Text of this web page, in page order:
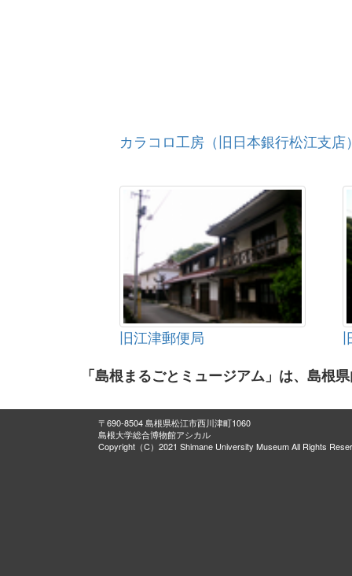
カラコロ工房（旧日本銀行松江支店
旧江津郵便局
「島根まるごとミュージアム」は、島根
〒690-8504 島根県松江市西川津町1060
島根大学総合博物館アシカル
Copyright（C）2021 Shimane University Museum All Rights